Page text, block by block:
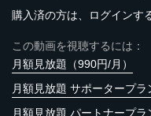
購入済の方は、ログインす
この動画を視聴するには：
月額見放題（990円/月）
月額見放題 サポータープラ
月額見放題 パートナープラ